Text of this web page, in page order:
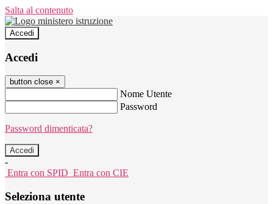
Salta al contenuto
Accedi
Accedi
button close ×
Nome Utente
Password
Password dimenticata?
-
Entra con SPID Entra con CIE
Seleziona utente